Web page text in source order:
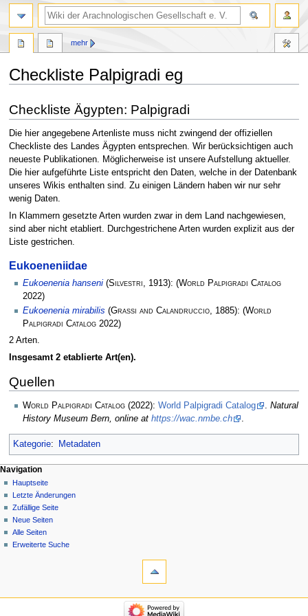
Checkliste Palpigradi eg
Navigation
springen
Suche
springen
Checkliste Ägypten: Palpigradi
Die hier angegebene Artenliste muss nicht zwingend der offiziellen
Checkliste des Landes Ägypten entsprechen. Wir berücksichtigen auch
neueste Publikationen. Möglicherweise ist unsere Aufstellung aktueller.
Die hier aufgeführte Liste entspricht den Daten, welche in der Datenbank
unseres Wikis enthalten sind. Zu einigen Ländern haben wir nur sehr
wenig Daten.
In Klammern gesetzte Arten wurden zwar in dem Land nachgewiesen,
sind aber nicht etabliert. Durchgestrichene Arten wurden explizit aus der
Liste gestrichen.
Eukoeneniidae
Eukoenenia hanseni (Silvestri, 1913): (World Palpigradi Catalog
2022)
Eukoenenia mirabilis (Grassi and Calandruccio , 1885): (World
Palpigradi Catalog 2022)
2 Arten.
Insgesamt 2 etablierte Art(en).
Quellen
World Palpigradi Catalog (2022): World Palpigradi Catalog
Natural
History Museum Bern, online at https://wac.nmbe.ch
Kategorie: Metadaten
mehr
Navigation
Hauptseite
Letzte Änderungen
Zufällige Seite
Neue Seiten
Alle Seiten
Erweiterte Suche